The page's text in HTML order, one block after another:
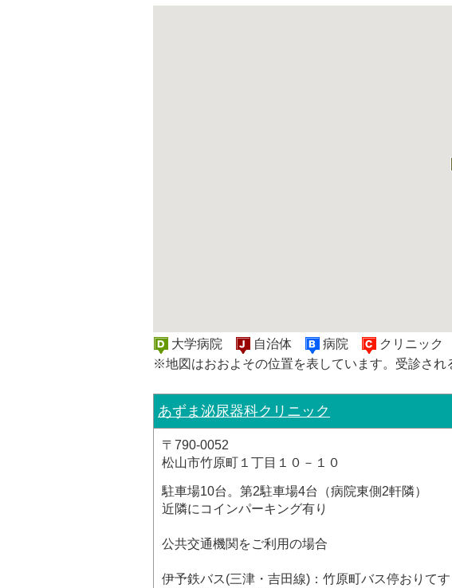
大学病院 自治体 病院 クリニック
※地図はおおよその位置を表しています。受診され
あずま泌尿器科クリニック
〒790-0052
松山市竹原町１丁目１０－１０
駐車場10台。第2駐車場4台（病院東側2軒隣）
近隣にコインパーキング有り
公共交通機関をご利用の場合
伊予鉄バス(三津・吉田線)：竹原町バス停おりてす